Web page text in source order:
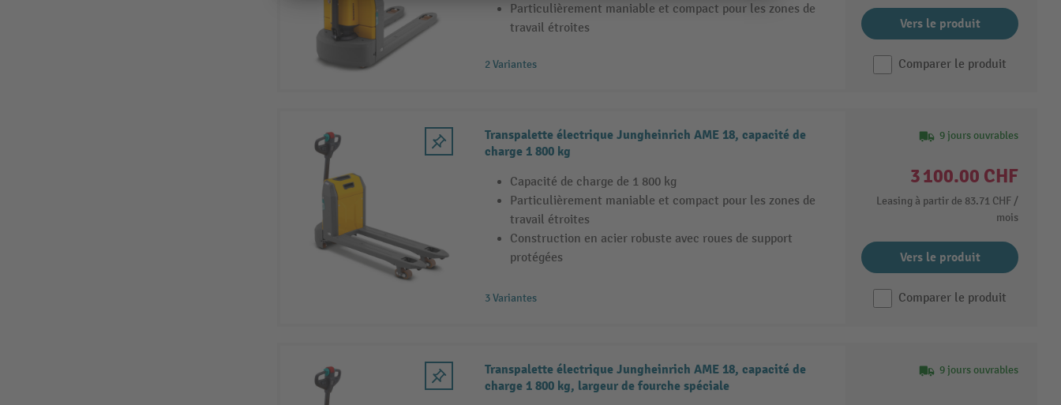
Particulièrement maniable et compact pour les zones de
travail étroites
2 Variantes
Vers le produit
Comparer le produit
Transpalette électrique Jungheinrich AME 18, capacité de
charge 1 800 kg
Capacité de charge de 1 800 kg
Particulièrement maniable et compact pour les zones de
travail étroites
Construction en acier robuste avec roues de support
protégées
3 Variantes
9 jours ouvrables
3 100.00 CHF
Leasing à partir de 83.71 CHF /
mois
Vers le produit
Comparer le produit
Transpalette électrique Jungheinrich AME 18, capacité de
charge 1 800 kg, largeur de fourche spéciale
9 jours ouvrables